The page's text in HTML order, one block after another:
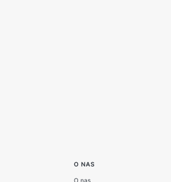
O NAS
O nas